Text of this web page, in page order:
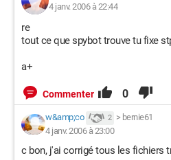
4 janv. 2006 à 22:44
re
tout ce que spybot trouve tu fixe
a+
Commenter 0
w&amp;co 2 > bernie61
4 janv. 2006 à 23:00
c bon, j'ai corrigé tous les fichiers